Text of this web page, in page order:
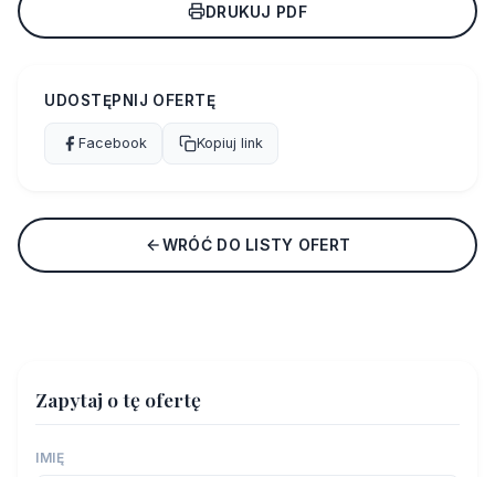
DRUKUJ PDF
UDOSTĘPNIJ OFERTĘ
Facebook Kopiuj link
WRÓĆ DO LISTY OFERT
Zapytaj o tę ofertę
IMIĘ